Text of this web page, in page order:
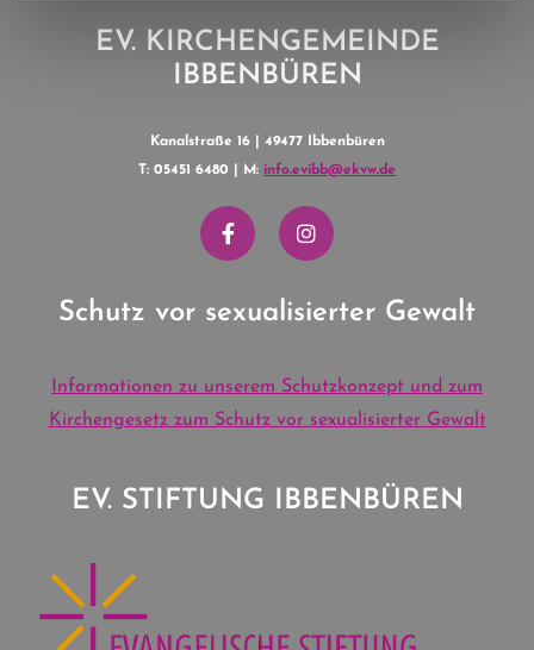
EV. KIRCHENGEMEINDE
IBBENBÜREN
Kanalstraße 16 | 49477 Ibbenbüren
T: 05451 6480 | M: info.evibb@ekvw.de
Schutz vor sexualisierter Gewalt
Informationen zu unserem Schutzkonzept und zum
Kirchengesetz zum Schutz vor sexualisierter Gewalt
EV. STIFTUNG IBBENBÜREN